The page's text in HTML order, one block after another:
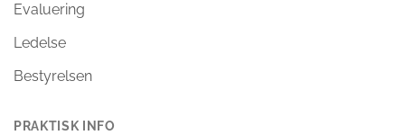
Evaluering
Ledelse
Bestyrelsen
PRAKTISK INFO